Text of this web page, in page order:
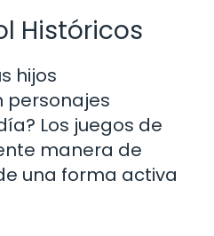
Históricos
hijos
personajes
Los juegos de
manera de
una forma activa